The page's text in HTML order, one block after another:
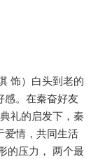
饰）白头到老的
感。在秦奋好友
礼的启发下，秦
爱情，共同生活
的压力， 两个最